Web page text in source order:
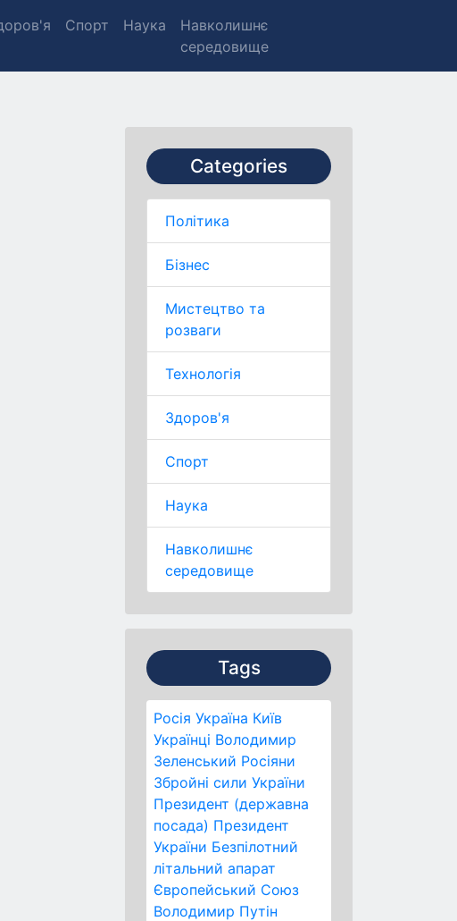
Спорт Наука
Навколишнє
середовище
Categories
Політика
Бізнес
Мистецтво та
розваги
Технологія
Здоров'я
Спорт
Наука
Навколишнє
середовище
Tags
Росія Україна Київ
Українці Володимир
Зеленський Росіяни
Збройні сили України
Президент (державна
посада) Президент
України Безпілотний
літальний апарат
Європейський Союз
Володимир Путін